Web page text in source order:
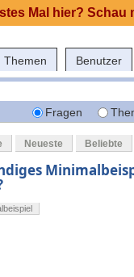
Themen Benutzer
Fragen
Neueste Beliebte
Mal hier? Schau